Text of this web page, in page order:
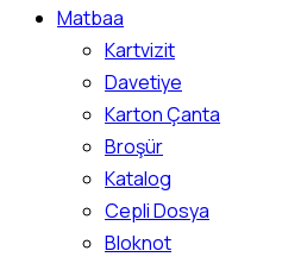
Matbaa
Kartvizit
Davetiye
Karton Çanta
Broşür
Katalog
Cepli Dosya
Bloknot